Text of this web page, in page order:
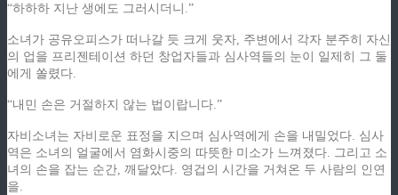
“하하하 지난 생에도 그러시더니.”
소녀가 공유오피스가 떠나갈 듯 크게 웃자, 주변에서 각자 분주히 자신
의 업을 프리젠테이션 하던 창업자들과 심사역들의 눈이 일제히 그 둘
에게 쏠렸다.
“내민 손은 거절하지 않는 법이랍니다.”
자비소녀는 자비로운 표정을 지으며 심사역에게 손을 내밀었다. 심사
역은 소녀의 얼굴에서 염화시중의 따뜻한 미소가 느껴졌다. 그리고 소
녀의 손을 잡는 순간, 깨달았다. 영겁의 시간을 거쳐온 두 사람의 인연
을.